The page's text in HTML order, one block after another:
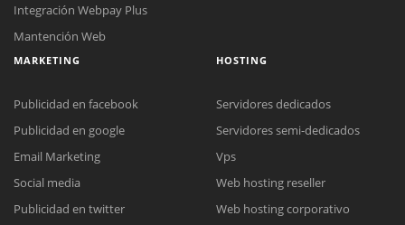
Integración Webpay Plus
Mantención Web
MARKETING
Publicidad en facebook
Publicidad en google
Email Marketing
Social media
Publicidad en twitter
HOSTING
Servidores dedicados
Servidores semi-dedicados
Vps
Web hosting reseller
Web hosting corporativo